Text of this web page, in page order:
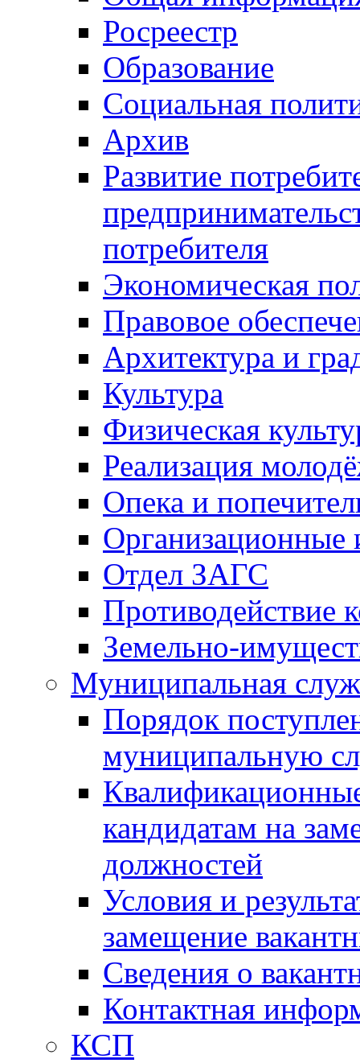
Росреестр
Образование
Социальная
Архив
Развитие
потребителя
Экономическая
Правовое
Архитектура и
Культура
Физическая
Реализация
Опека и
Отдел ЗАГС
Противодействие
Земельно-
Муниципальная
Порядок
муниципальную
кандидатам на
должностей
Условия и
замещение
Сведения о
Контактная
КСП